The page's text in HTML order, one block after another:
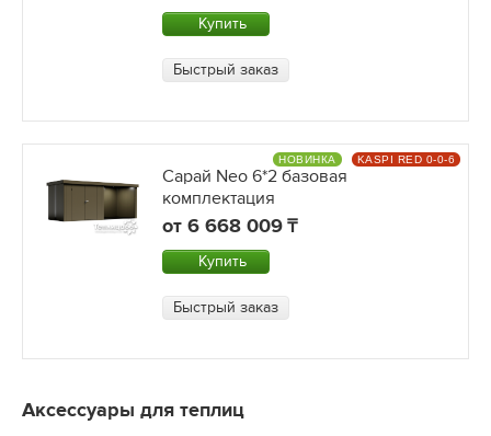
Купить
Быстрый заказ
Сарай Neo 6*2 базовая
комплектация
от 6 668 009
Купить
Быстрый заказ
НОВИНКА KASPI RED 0-0-6
Аксессуары для теплиц